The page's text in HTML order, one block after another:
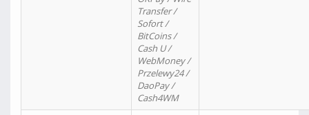
Transfer /
Sofort /
BitCoins /
Cash U /
WebMoney /
Przelewy24 /
DaoPay /
Cash4WM